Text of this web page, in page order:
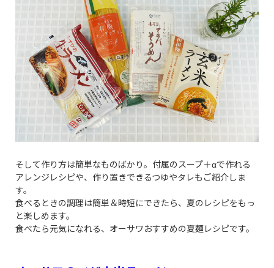
そして作り方は簡単なものばかり。付属のスープ＋αで作れる
アレンジレシピや、作り置きできるつゆやタレもご紹介しま
す。
食べるときの調理は簡単＆時短にできたら、夏のレシピをもっ
と楽しめます。
食べたら元気になれる、オーサワおすすめの夏麺レシピです。